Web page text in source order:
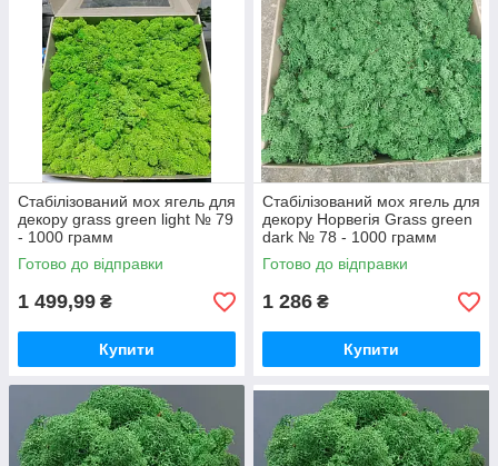
Стабілізований мох ягель для
декору grass green light № 79
- 1000 грамм
Готово до відправки
1 499,99 ₴
Купити
Стабілізований мох ягель для
декору Норвегія Grass green
dark № 78 - 1000 грамм
швидка відправка якість
Готово до відправки
1 286 ₴
Купити